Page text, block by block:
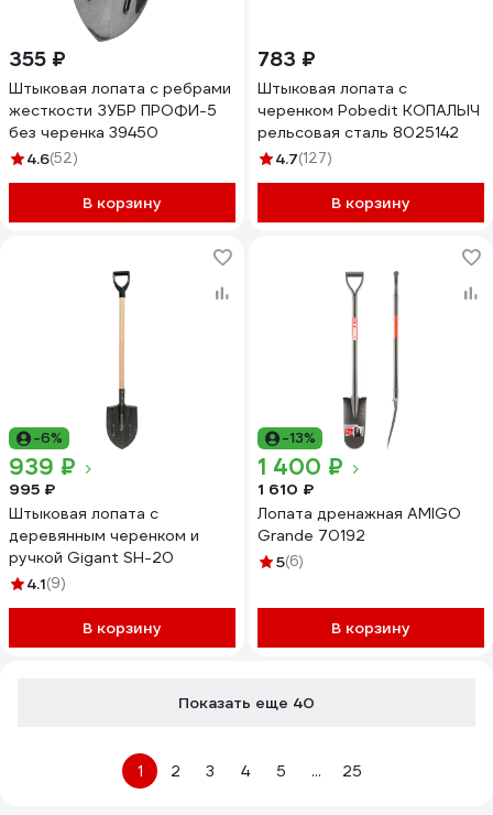
355 ₽
Штыковая лопата с ребрами
жесткости ЗУБР ПРОФИ-5
без черенка 39450
4.6(52)
В корзину
783 ₽
Штыковая лопата с
черенком Pobedit КОПАЛЫЧ
рельсовая сталь 8025142
4.7(127)
В корзину
-6%
939 ₽
995 ₽
Штыковая лопата с
деревянным черенком и
ручкой Gigant SH-20
4.1(9)
В корзину
-13%
1 400 ₽
1 610 ₽
Лопата дренажная AMIGO
Grande 70192
5(6)
В корзину
Показать еще 40
1 2 3 4 5 ... 25